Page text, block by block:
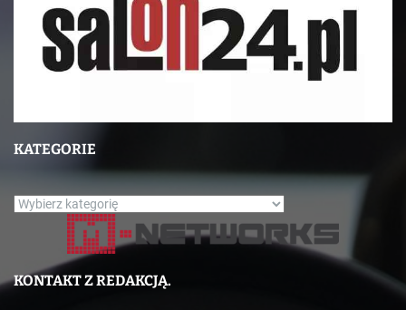
KATEGORIE
K
e
KONTAKT Z REDAKCJĄ.